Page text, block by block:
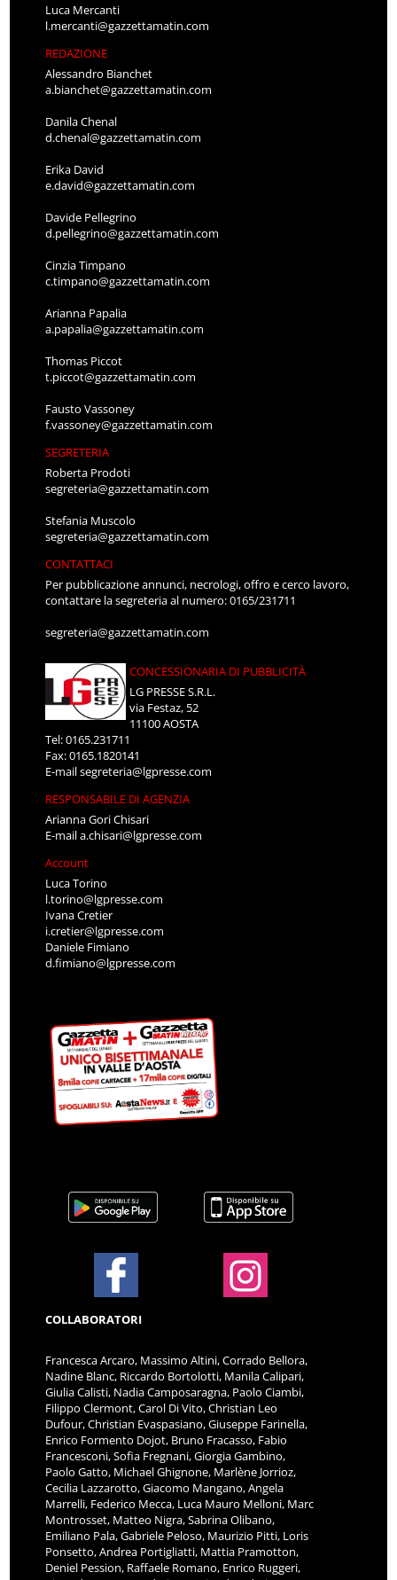
Luca Mercanti
l.mercanti@gazzettamatin.com
REDAZIONE
Alessandro Bianchet
a.bianchet@gazzettamatin.com
Danila Chenal
d.chenal@gazzettamatin.com
Erika David
e.david@gazzettamatin.com
Davide Pellegrino
d.pellegrino@gazzettamatin.com
Cinzia Timpano
c.timpano@gazzettamatin.com
Arianna Papalia
a.papalia@gazzettamatin.com
Thomas Piccot
t.piccot@gazzettamatin.com
Fausto Vassoney
f.vassoney@gazzettamatin.com
SEGRETERIA
Roberta Prodoti
segreteria@gazzettamatin.com
Stefania Muscolo
segreteria@gazzettamatin.com
CONTATTACI
Per pubblicazione annunci, necrologi, offro e cerco lavoro,
contattare la segreteria al numero: 0165/231711
segreteria@gazzettamatin.com
CONCESSIONARIA DI PUBBLICITÀ
LG PRESSE S.R.L.
via Festaz, 52
11100 AOSTA
Tel: 0165.231711
Fax: 0165.1820141
E-mailsegreteria@lgpresse.com
RESPONSABILE DI AGENZIA
Arianna Gori Chisari
E-maila.chisari@lgpresse.com
Account
Luca Torino
l.torino@lgpresse.com
Ivana Cretier
i.cretier@lgpresse.com
Daniele Fimiano
d.fimiano@lgpresse.com
COLLABORATORI
Francesca Arcaro, Massimo Altini, Corrado Bellora,
Nadine Blanc, Riccardo Bortolotti, Manila Calipari,
Giulia Calisti, Nadia Camposaragna, Paolo Ciambi,
Filippo Clermont, Carol Di Vito, Christian Leo
Dufour, Christian Evaspasiano, Giuseppe Farinella,
Enrico Formento Dojot, Bruno Fracasso, Fabio
Francesconi, Sofia Fregnani, Giorgia Gambino,
Paolo Gatto, Michael Ghignone, Marlène Jorrioz,
Cecilia Lazzarotto, Giacomo Mangano, Angela
Marrelli, Federico Mecca, Luca Mauro Melloni, Marc
Montrosset, Matteo Nigra, Sabrina Olibano,
Emiliano Pala, Gabriele Peloso, Maurizio Pitti, Loris
Ponsetto, Andrea Portigliatti, Mattia Pramotton,
Deniel Pession, Raffaele Romano, Enrico Ruggeri,